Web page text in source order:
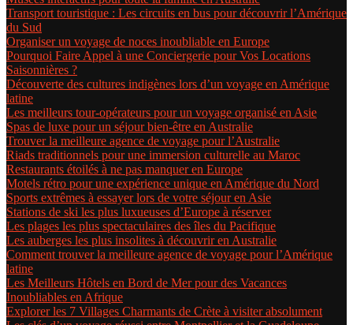
Transport touristique : Les circuits en bus pour découvrir l’Amérique
du Sud
Organiser un voyage de noces inoubliable en Europe
Pourquoi Faire Appel à une Conciergerie pour Vos Locations
Saisonnières ?
Découverte des cultures indigènes lors d’un voyage en Amérique
latine
Les meilleurs tour-opérateurs pour un voyage organisé en Asie
Spas de luxe pour un séjour bien-être en Australie
Trouver la meilleure agence de voyage pour l’Australie
Riads traditionnels pour une immersion culturelle au Maroc
Restaurants étoilés à ne pas manquer en Europe
Motels rétro pour une expérience unique en Amérique du Nord
Sports extrêmes à essayer lors de votre séjour en Asie
Stations de ski les plus luxueuses d’Europe à réserver
Les plages les plus spectaculaires des îles du Pacifique
Les auberges les plus insolites à découvrir en Australie
Comment trouver la meilleure agence de voyage pour l’Amérique
latine
Les Meilleurs Hôtels en Bord de Mer pour des Vacances
Inoubliables en Afrique
Explorer les 7 Villages Charmants de Crète à visiter absolument